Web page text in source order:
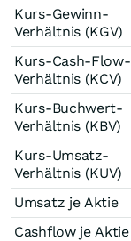
Kurs-Gewinn-
Verhältnis (KGV)
Kurs-Cash-Flow-
Verhältnis (KCV)
Kurs-Buchwert-
Verhältnis (KBV)
Kurs-Umsatz-
Verhältnis (KUV)
Umsatz je Aktie
Cashflow je Aktie